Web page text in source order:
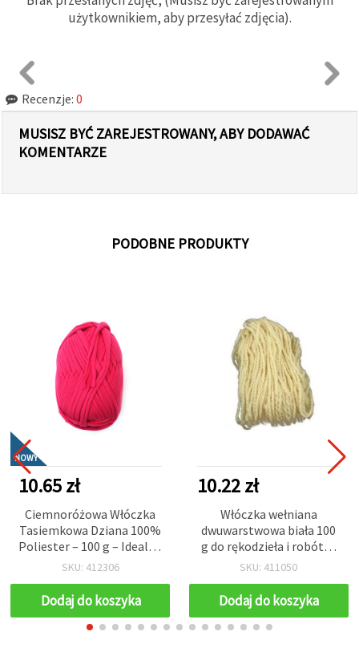
użytkownikiem, aby przesyłać zdjęcia).
Recenzje: 0
MUSISZ BYĆ ZAREJESTROWANY, ABY DODAWAĆ
KOMENTARZE
PODOBNE PRODUKTY
NOWY
10.65 zł
Ciemnoróżowa Włóczka
Tasiemkowa Dziana 100%
Poliester – 100 g – Idealna
na Szydełkowanie, Druty i
SKU: 412306
Dodaj do koszyka
10.22 zł
Włóczka wełniana
dwuwarstwowa biała 100
g do rękodzieła i robótek
na drutach
SKU: 411050
Dodaj do koszyka